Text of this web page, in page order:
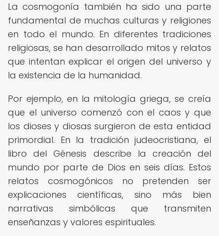
La cosmogonía también ha sido una parte
fundamental de muchas culturas y religiones
en todo el mundo. En diferentes tradiciones
religiosas, se han desarrollado mitos y relatos
que intentan explicar el origen del universo y
la existencia de la humanidad.
Por ejemplo, en la mitología griega, se creía
que el universo comenzó con el caos y que
los dioses y diosas surgieron de esta entidad
primordial. En la tradición judeocristiana, el
libro del Génesis describe la creación del
mundo por parte de Dios en seis días. Estos
relatos cosmogónicos no pretenden ser
explicaciones científicas, sino más bien
narrativas simbólicas que transmiten
enseñanzas y valores espirituales.